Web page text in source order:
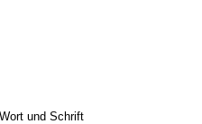
und Schrift